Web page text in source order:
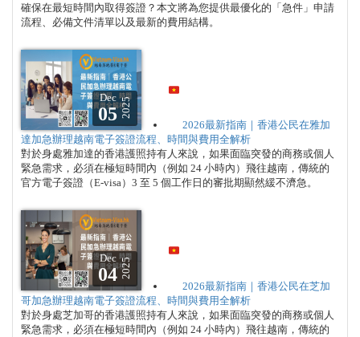
確保在最短時間內取得簽證？本文將為您提供最優化的「急件」申請
流程、必備文件清單以及最新的費用結構。
Dec
052025
2026最新指南｜香港公民在雅加
達加急辦理越南電子簽證流程、時間與費用全解析
對於身處雅加達的香港護照持有人來說，如果面臨突發的商務或個人
緊急需求，必須在極短時間內（例如 24 小時內）飛往越南，傳統的
官方電子簽證（E-visa）3 至 5 個工作日的審批期顯然緩不濟急。
Dec
042025
2026最新指南｜香港公民在芝加
哥加急辦理越南電子簽證流程、時間與費用全解析
對於身處芝加哥的香港護照持有人來說，如果面臨突發的商務或個人
緊急需求，必須在極短時間內（例如 24 小時內）飛往越南，傳統的